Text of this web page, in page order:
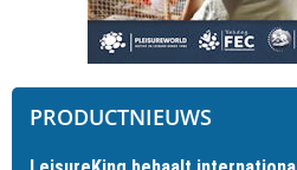
PRODUCTNIEUWS